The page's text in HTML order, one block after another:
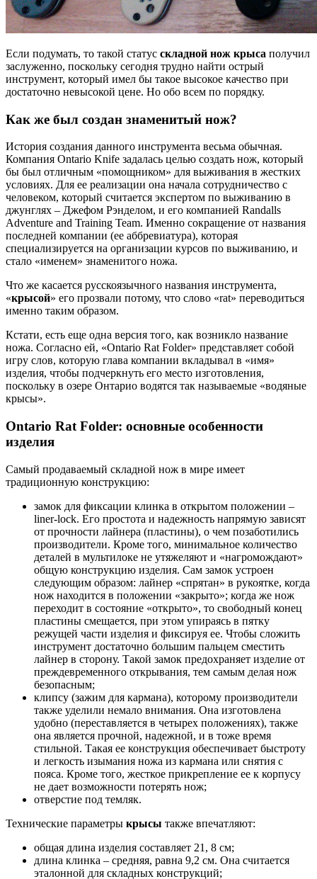
Если подумать, то такой статус складной нож крыса получил
заслуженно, поскольку сегодня трудно найти острый
инструмент, который имел бы такое высокое качество при
достаточно невысокой цене. Но обо всем по порядку.
Как же был создан знаменитый нож?
История создания данного инструмента весьма обычная.
Компания Ontario Knife задалась целью создать нож, который
бы был отличным «помощником» для выживания в жестких
условиях. Для ее реализации она начала сотрудничество с
человеком, который считается экспертом по выживанию в
джунглях – Джефом Рэнделом, и его компанией Randalls
Adventure and Training Team. Именно сокращение от названия
последней компании (ее аббревиатура), которая
специализируется на организации курсов по выживанию, и
стало «именем» знаменитого ножа.
Что же касается русскоязычного названия инструмента,
«крысой» его прозвали потому, что слово «rat» переводиться
именно таким образом.
Кстати, есть еще одна версия того, как возникло название
ножа. Согласно ей, «Ontario Rat Folder» представляет собой
игру слов, которую глава компании вкладывал в «имя»
изделия, чтобы подчеркнуть его место изготовления,
поскольку в озере Онтарио водятся так называемые «водяные
крысы».
Ontario Rat Folder: основные особенности
изделия
Самый продаваемый складной нож в мире имеет
традиционную конструкцию:
замок для фиксации клинка в открытом положении –
liner-lock. Его простота и надежность напрямую зависят
от прочности лайнера (пластины), о чем позаботились
производители. Кроме того, минимальное количество
деталей в мультилоке не утяжеляют и «нагромождают»
общую конструкцию изделия. Сам замок устроен
следующим образом: лайнер «спрятан» в рукоятке, когда
нож находится в положении «закрыто»; когда же нож
переходит в состояние «открыто», то свободный конец
пластины смещается, при этом упираясь в пятку
режущей части изделия и фиксируя ее. Чтобы сложить
инструмент достаточно большим пальцем сместить
лайнер в сторону. Такой замок предохраняет изделие от
преждевременного открывания, тем самым делая нож
безопасным;
клипсу (зажим для кармана), которому производители
также уделили немало внимания. Она изготовлена
удобно (переставляется в четырех положениях), также
она является прочной, надежной, и в тоже время
стильной. Такая ее конструкция обеспечивает быстроту
и легкость изымания ножа из кармана или снятия с
пояса. Кроме того, жесткое прикрепление ее к корпусу
не дает возможности потерять нож;
отверстие под темляк.
Технические параметры крысы также впечатляют:
общая длина изделия составляет 21, 8 см;
длина клинка – средняя, равна 9,2 см. Она считается
эталонной для складных конструкций;